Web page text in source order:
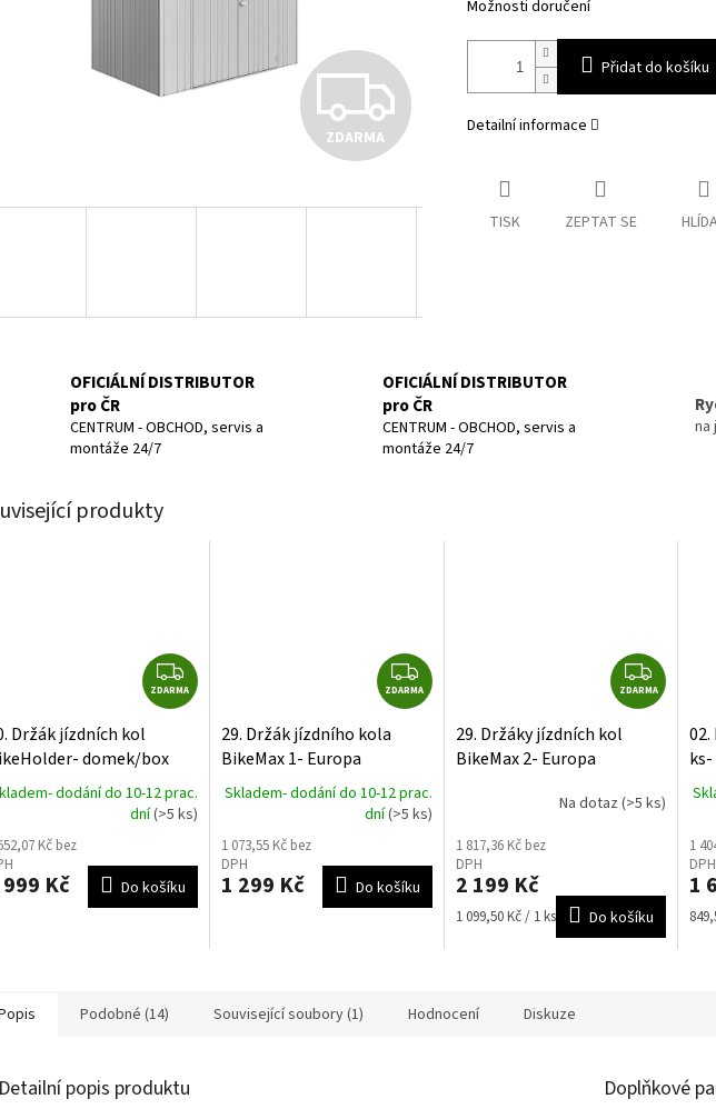
Z
D
R
M
ZDARMA
Možnosti doručení
Přidat do košíku
Detailní informace
TISK ZEPTAT SE
OFICIÁLNÍ DISTRIBUTOR
pro ČR
CENTRUM - OBCHOD, servis a
montáže 24/7
OFICIÁLNÍ DISTRIBUTOR
pro ČR
CENTRUM - OBCHOD, servis a
montáže 24/7
na
produkty
Z
D
A
ZDARMA
Držák jízdních kol
domek/box
dodání do 10-12 prac.
dní(>5 ks)
Kč bez
Kč Do košíku
Z
D
A
ZDARMA
29. Držák jízdního kola
BikeMax 1- Europa
Skladem- dodání do 10-12 prac.
dní(>5 ks)
1 073,55 Kč bez
DPH
1 299 Kč Do košíku
Z
D
A
ZDARMA
29. Držáky jízdních kol
BikeMax 2- Europa
Na dotaz(>5 ks)
1 817,36 Kč bez
DPH
2 199 Kč
Měrná
1 099,50 Kč / 1 ks Do košíku
1
DPH
1
Podobné (14) Související soubory (1) Hodnocení Diskuze
Detailní popis produktu Doplňkové